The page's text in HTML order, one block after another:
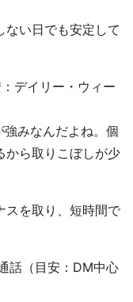
ない日でも安定して
デイリー・ウィー
みなんだよね。個
から取りこぼしが少
スを取り、短時間で
話（目安：DM中心